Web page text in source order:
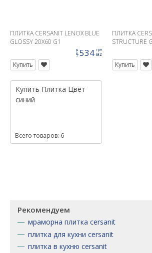
ПЛИТКА CERSANIT LENOX BLUE
GLOSSY 20X60 G1
цена 534 грн
м2
Купить
ПЛИТКА
STRUCTURE
Купить
Купить Плитка Цвет
синий
Всего товаров: 6
Рекомендуем
мраморна плитка cersanit
плитка для кухни cersanit
плитка в кухню cersanit